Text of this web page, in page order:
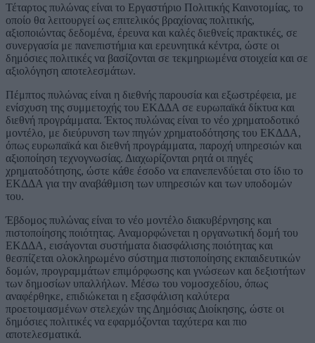
Τέταρτος πυλώνας είναι το Εργαστήριο Πολιτικής Καινοτομίας, το
οποίο θα λειτουργεί ως επιτελικός βραχίονας πολιτικής,
αξιοποιώντας δεδομένα, έρευνα και καλές διεθνείς πρακτικές, σε
συνεργασία με πανεπιστήμια και ερευνητικά κέντρα, ώστε οι
δημόσιες πολιτικές να βασίζονται σε τεκμηριωμένα στοιχεία και σε
αξιολόγηση αποτελεσμάτων.
Πέμπτος πυλώνας είναι η διεθνής παρουσία και εξωστρέφεια, με
ενίσχυση της συμμετοχής του ΕΚΔΔΑ σε ευρωπαϊκά δίκτυα και
διεθνή προγράμματα. Έκτος πυλώνας είναι το νέο χρηματοδοτικό
μοντέλο, με διεύρυνση των πηγών χρηματοδότησης του ΕΚΔΔΑ,
όπως ευρωπαϊκά και διεθνή προγράμματα, παροχή υπηρεσιών και
αξιοποίηση τεχνογνωσίας. Διαχωρίζονται ρητά οι πηγές
χρηματοδότησης, ώστε κάθε έσοδο να επανεπενδύεται στο ίδιο το
ΕΚΔΔΑ για την αναβάθμιση των υπηρεσιών και των υποδομών
του.
Έβδομος πυλώνας είναι το νέο μοντέλο διακυβέρνησης και
πιστοποίησης ποιότητας. Αναμορφώνεται η οργανωτική δομή του
ΕΚΔΔΑ, εισάγονται συστήματα διασφάλισης ποιότητας και
θεσπίζεται ολοκληρωμένο σύστημα πιστοποίησης εκπαιδευτικών
δομών, προγραμμάτων επιμόρφωσης και γνώσεων και δεξιοτήτων
των δημοσίων υπαλλήλων. Μέσω του νομοσχεδίου, όπως
αναφέρθηκε, επιδιώκεται η εξασφάλιση καλύτερα
προετοιμασμένων στελεχών της Δημόσιας Διοίκησης, ώστε οι
δημόσιες πολιτικές να εφαρμόζονται ταχύτερα και πιο
αποτελεσματικά.